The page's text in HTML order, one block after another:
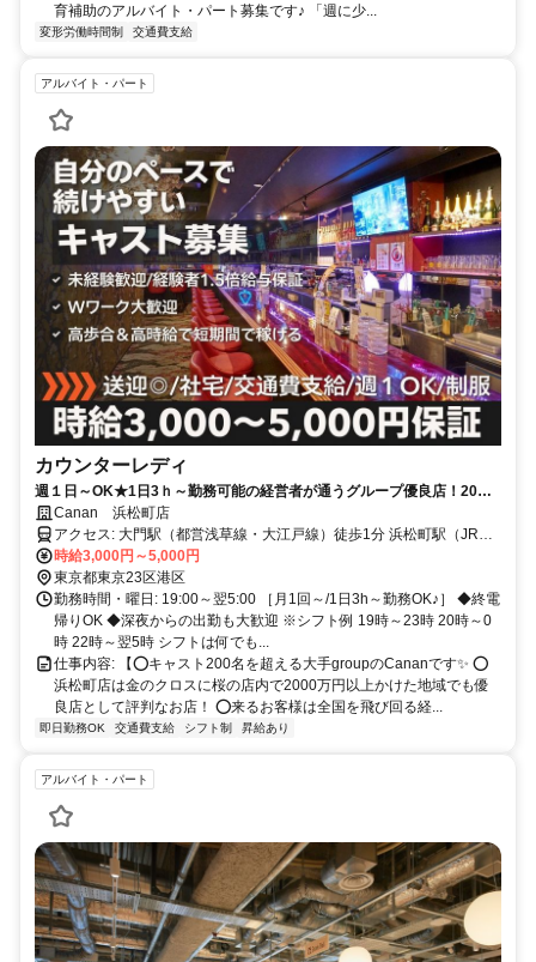
育補助のアルバイト・パート募集です♪ 「週に少...
変形労働時間制 交通費支給
アルバイト・パート
カウンターレディ
週１日～OK★1日3ｈ～勤務可能の経営者が通うグループ優良店！20代
～30代活躍中★
Canan 浜松町店
アクセス: 大門駅（都営浅草線・大江戸線）徒歩1分 浜松町駅（JR山
手線・京浜東北線）徒歩3分 芝公園駅（都営三田線）徒歩6分 竹芝駅
（ゆりかもめ）徒歩9分
時給3,000円～5,000円
東京都東京23区港区
勤務時間・曜日: 19:00～翌5:00 ［月1回～/1日3h～勤務OK♪］ ◆終電
帰りOK ◆深夜からの出勤も大歓迎 ※シフト例 19時～23時 20時～0
時 22時～翌5時 シフトは何でも...
仕事内容: 【⭕キャスト200名を超える大手groupのCananです✨ ⭕
浜松町店は金のクロスに桜の店内で2000万円以上かけた地域でも優
良店として評判なお店！ ⭕来るお客様は全国を飛び回る経...
即日勤務OK 交通費支給 シフト制 昇給あり
アルバイト・パート